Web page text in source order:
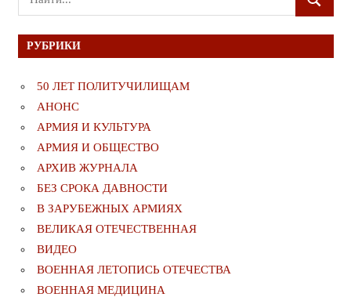
для:
ПОИСК
РУБРИКИ
50 ЛЕТ ПОЛИТУЧИЛИЩАМ
АНОНС
АРМИЯ И КУЛЬТУРА
АРМИЯ И ОБЩЕСТВО
АРХИВ ЖУРНАЛА
БЕЗ СРОКА ДАВНОСТИ
В ЗАРУБЕЖНЫХ АРМИЯХ
ВЕЛИКАЯ ОТЕЧЕСТВЕННАЯ
ВИДЕО
ВОЕННАЯ ЛЕТОПИСЬ ОТЕЧЕСТВА
ВОЕННАЯ МЕДИЦИНА